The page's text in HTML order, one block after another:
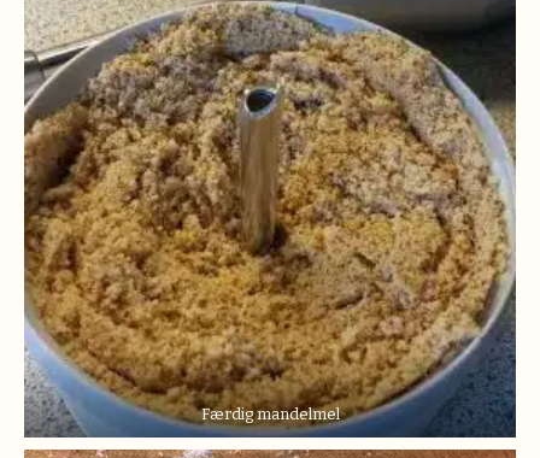
Færdig mandelmel